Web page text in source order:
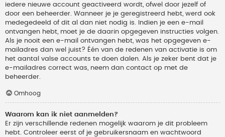
iedere nieuwe account geactiveerd wordt, ofwel door jezelf of
door een beheerder. Wanneer je je geregistreerd hebt, werd ook
medegedeeld of dit al dan niet nodig is. Indien je een e-mail
ontvangen hebt, moet je de daarin opgegeven instructies volgen.
Als je nooit een e-mail ontvangen hebt, was het opgegeven e-
mailadres dan wel juist? Één van de redenen van activatie is om
het aantal valse accounts te doen dalen. Als je zeker bent dat je
e-mailadres correct was, neem dan contact op met de
beheerder.
Omhoog
Waarom kan ik niet aanmelden?
Er zijn verschillende redenen mogelijk waarom je dit probleem
hebt. Controleer eerst of je gebruikersnaam en wachtwoord